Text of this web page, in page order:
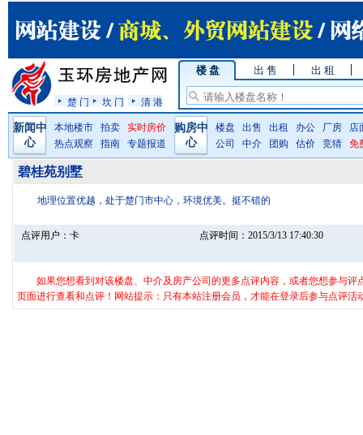
楚 门 坎 门 清 港
楼 盘 出 售 出 租
新闻中
心
本地楼市 拍卖
实时房价
热点观察
指南 专题报道
购房中
心
楼盘 出售 出租 办公 厂房
店
公司
中介 团购 估价 竞猜 免
碧桂苑别墅
地理位置优越，处于楚门市中心，环境优美。挺不错的
点评用户： 卡 点评时间： 2015/3/13 17:40:30
如果您想看到对该楼盘、中介及房产公司的更多点评内容，或者您想参与
页面进行查看和点评！网站提示：只有本站注册会员，才能在登录后参与点评活